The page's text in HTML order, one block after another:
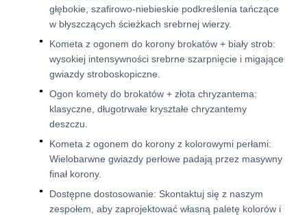
głębokie, szafirowo-niebieskie podkreślenia tańczące
w błyszczących ścieżkach srebrnej wierzy.
Kometa z ogonem do korony brokatów + biały strob:
wysokiej intensywności srebrne szarpnięcie i migające
gwiazdy stroboskopiczne.
Ogon komety do brokatów + złota chryzantema:
klasyczne, długotrwałe kryształe chryzantemy
deszczu.
Kometa z ogonem do korony z kolorowymi perłami:
Wielobarwne gwiazdy perłowe padają przez masywny
finał korony.
Dostępne dostosowanie: Skontaktuj się z naszym
zespołem, aby zaprojektować własną paletę kolorów i